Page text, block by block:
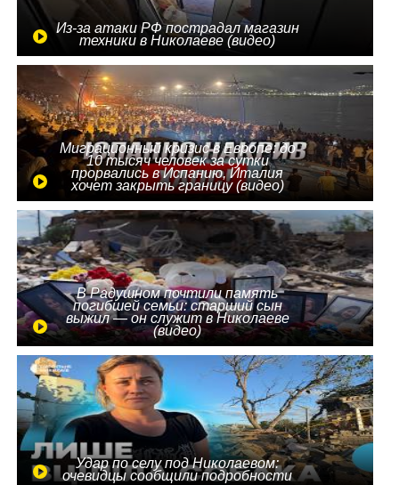
Из-за атаки РФ пострадал магазин
техники в Николаеве (видео)
Миграционный кризис в Европе: до
10 тысяч человек за сутки
прорвались в Испанию, Италия
хочет закрыть границу (видео)
В Радушном почтили память
погибшей семьи: старший сын
выжил — он служит в Николаеве
(видео)
Удар по селу под Николаевом:
очевидцы сообщили подробности